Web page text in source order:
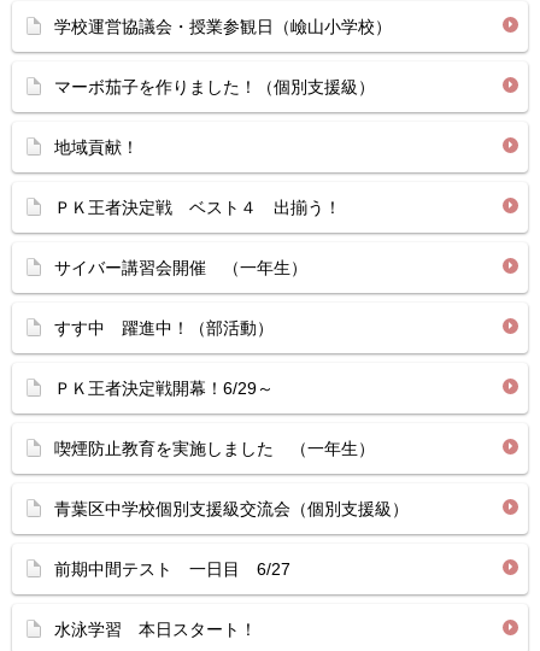
学校運営協議会・授業参観日（嶮山小学校）
マーボ茄子を作りました！（個別支援級）
地域貢献！
ＰＫ王者決定戦 ベスト４ 出揃う！
サイバー講習会開催 （一年生）
すす中 躍進中！（部活動）
ＰＫ王者決定戦開幕！6/29～
喫煙防止教育を実施しました （一年生）
青葉区中学校個別支援級交流会（個別支援級）
前期中間テスト 一日目 6/27
水泳学習 本日スタート！